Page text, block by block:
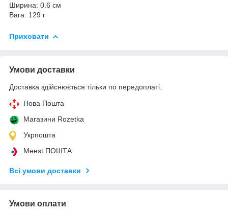
Ширина: 0.6 см
Вага: 129 г
Приховати
Умови доставки
Доставка здійснюється тільки по передоплаті.
Нова Пошта
Магазини Rozetka
Укрпошта
Meest ПОШТА
Всі умови доставки
Умови оплати